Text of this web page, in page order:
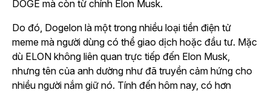
DOGE mà còn từ chính Elon Musk.
Do đó, Dogelon là một trong nhiều loại tiền điện tử
meme mà người dùng có thể giao dịch hoặc đầu tư. Mặc
dù ELON không liên quan trực tiếp đến Elon Musk,
nhưng tên của anh dường như đã truyền cảm hứng cho
nhiều người nắm giữ nó. Tính đến hôm nay, có hơn